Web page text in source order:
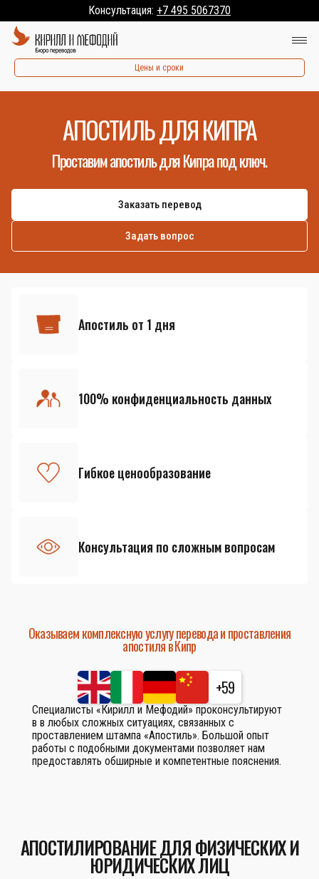
Консультация: +7 495 5067370
Цены и сроки
АПОСТИЛЬ ДЛЯ КИПРА
Проставим апостиль для Кипра под ключ.
Заказать перевод
Задать вопрос
Апостиль от 1 дня
100% конфиденциальность данных
Гибкое ценообразование
Консультация по сложным вопросам
Оказываем комплексную услугу перевода и проставления
апостиля в Кипр
+59
Специалисты «Кирилл и Мефодий» проконсультируют
в в любых сложных ситуациях, связанных с
проставлением штампа «Апостиль». Большой опыт
работы с подобными документами позволяет нам
предоставлять обширные и компетентные пояснения.
АПОСТИЛИРОВАНИЕ ДЛЯ ФИЗИЧЕСКИХ И
ЮРИДИЧЕСКИХ ЛИЦ